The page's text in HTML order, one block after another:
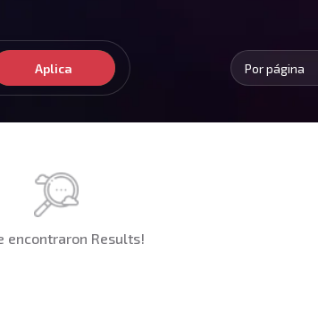
Aplica Por página
encontraron Results!